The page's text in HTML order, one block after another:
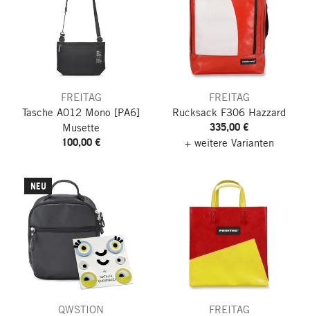
FREITAG
Tasche A012 Mono [PA6]
Musette
100,00 €
FREITAG
Rucksack F306 Hazzard
335,00 €
+ weitere Varianten
NEU
QWSTION
FREITAG